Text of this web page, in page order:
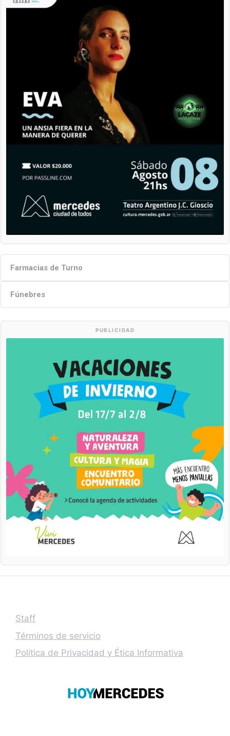
Farmacias de Turno
Fúnebres
PUBLICIDAD
Staff
Términos de servicio
Política de Privacidad y Ética Informativa